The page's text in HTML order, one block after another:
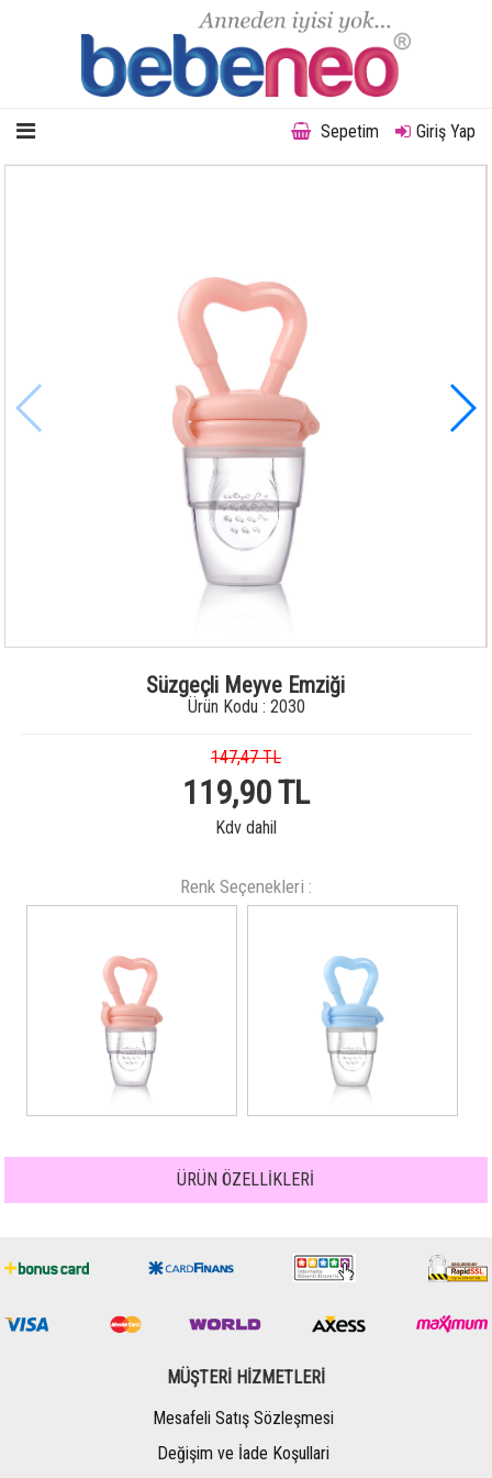
Giriş Yap
Sepetim
Süzgeçli Meyve Emziği
Ürün Kodu : 2030
147,47 TL
119,90 TL
Kdv dahil
Renk Seçenekleri :
ÜRÜN ÖZELLİKLERİ
MÜŞTERİ HİZMETLERİ
Mesafeli Satış Sözleşmesi
Değişim ve İade Koşullari